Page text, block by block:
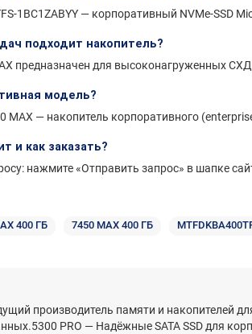
1BC1ZABYY — корпоративный NVMe-SSD
подходит накопитель?
предназначен для высоконагруженных
модель?
MAX — накопитель корпоративного
и как заказать?
нажмите «Отправить запрос» в шапке
400 ГБ 7450 MAX 400 ГБ
производитель памяти и накопителей
PRO — Надёжные SATA SSD для